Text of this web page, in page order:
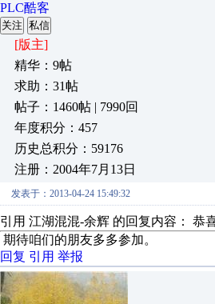
PLC酷客
关注 私信
[版主]
精华：9帖
求助：31帖
帖子：1460帖 | 7990回
年度积分：457
历史总积分：59176
注册：2004年7月13日
发表于：2013-04-24 15:49:32
引用 江湖混混-余辉 的回复内容：
期待咱们的朋友多多参加。
回复 引用 举报